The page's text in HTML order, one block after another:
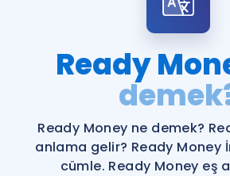
Şifremi
Remzi Hoca ile seni sınava
bekliyor!
Katılımcı Görüşleri
Faydalı Araçlar
Ücretsiz Kaynaklar
İngilizce
Ready
Ready Money ne demek?
anlama gelir? Ready Money
cümle. Ready Money eş